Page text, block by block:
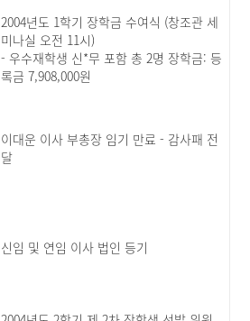
2004년도 1학기 장학금 수여식 (창조관 세
미나실 오전 11시)
- 우수재학생 신*무 포함 총 2명 장학금: 등
록금 7,908,000원
이대운 이사 부총장 임기 만료 - 감사패 전
달
신임 및 연임 이사 법인 등기